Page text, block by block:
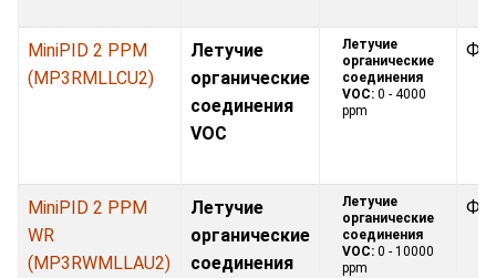
MiniPID 2 PPM
(MP3RMLLCU2)
Летучие
органические
соединения
VOC
Летучие
органические
соединения
VOC: 0 - 4000
ppm
MiniPID 2 PPM
WR
(MP3RWMLLAU2)
Летучие
органические
соединения
Летучие
органические
соединения
VOC: 0 - 10000
ppm